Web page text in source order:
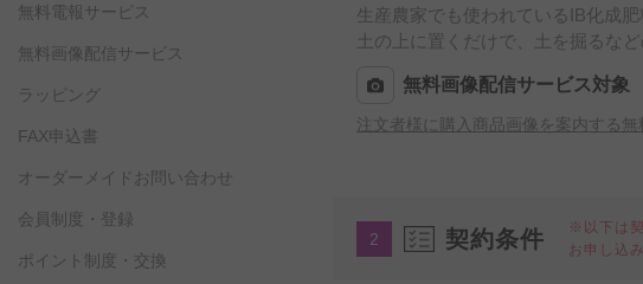
生産農家でも使われているIB化成肥
土の上に置くだけで、土を掘るな
無料画像配信サービス対象
注文者様に購入商品画像を案内する
2 契約条件
※以下は
お申し込
無料電報サービス
無料画像配信サービス
ラッピング
FAX申込書
オーダーメイドお問い合わせ
会員制度・登録
ポイント制度・交換